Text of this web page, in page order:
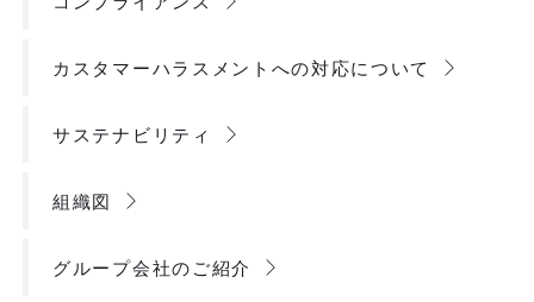
カスタマーハラスメントへの対応について
サステナビリティ
組織図
グループ会社のご紹介